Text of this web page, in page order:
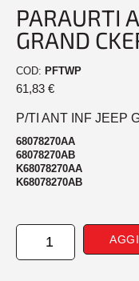
PARAURTI
GRAND
COD: PFTWP
61,83 €
P/TI ANT INF JEEP
68078270AA
68078270AB
K68078270AA
K68078270AB
PARAURTI
ANTERIORE